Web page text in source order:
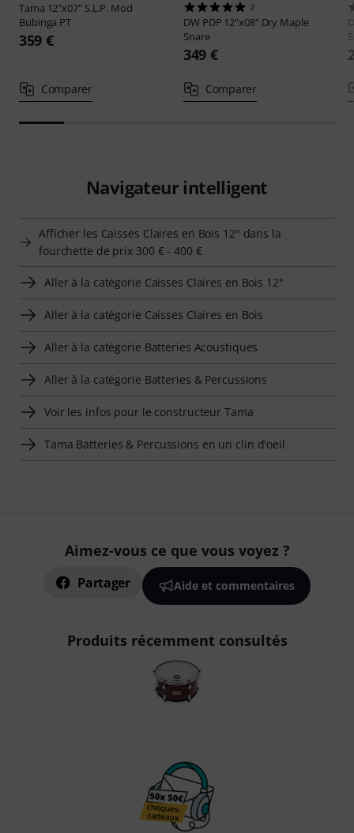
Tama 12"x07" S.L.P. Mod
Bubinga PT
359 €
Comparer
2
DW PDP 12"x08" Dry Maple
Snare
349 €
Comparer
Navigateur intelligent
Afficher les Caisses Claires en Bois 12" dans la
fourchette de prix 300 € - 400 €
Aller à la catégorie Caisses Claires en Bois 12"
Aller à la catégorie Caisses Claires en Bois
Aller à la catégorie Batteries Acoustiques
Aller à la catégorie Batteries & Percussions
Voir les infos pour le constructeur Tama
Tama Batteries & Percussions en un clin d'oeil
Aimez-vous ce que vous voyez ?
Partager Aide et commentaires
Produits récemment consultés